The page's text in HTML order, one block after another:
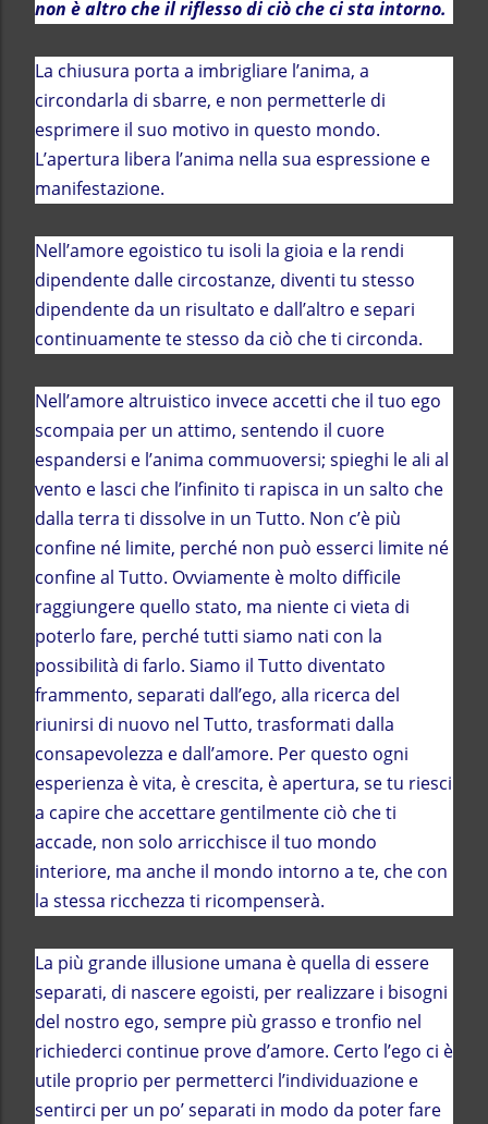
non è altro che il riflesso di ciò che ci sta intorno.
La chiusura porta a imbrigliare l’anima, a
circondarla di sbarre, e non permetterle di
esprimere il suo motivo in questo mondo.
L’apertura libera l’anima nella sua espressione e
manifestazione.
Nell’amore egoistico tu isoli la gioia e la rendi
dipendente dalle circostanze, diventi tu stesso
dipendente da un risultato e dall’altro e separi
continuamente te stesso da ciò che ti circonda.
Nell’amore altruistico invece accetti che il tuo ego
scompaia per un attimo, sentendo il cuore
espandersi e l’anima commuoversi; spieghi le ali al
vento e lasci che l’infinito ti rapisca in un salto che
dalla terra ti dissolve in un Tutto. Non c’è più
confine né limite, perché non può esserci limite né
confine al Tutto. Ovviamente è molto difficile
raggiungere quello stato, ma niente ci vieta di
poterlo fare, perché tutti siamo nati con la
possibilità di farlo. Siamo il Tutto diventato
frammento, separati dall’ego, alla ricerca del
riunirsi di nuovo nel Tutto, trasformati dalla
consapevolezza e dall’amore. Per questo ogni
esperienza è vita, è crescita, è apertura, se tu riesci
a capire che accettare gentilmente ciò che ti
accade, non solo arricchisce il tuo mondo
interiore, ma anche il mondo intorno a te, che con
la stessa ricchezza ti ricompenserà.
La più grande illusione umana è quella di essere
separati, di nascere egoisti, per realizzare i bisogni
del nostro ego, sempre più grasso e tronfio nel
richiederci continue prove d’amore. Certo l’ego ci è
utile proprio per permetterci l’individuazione e
sentirci per un po’ separati in modo da poter fare